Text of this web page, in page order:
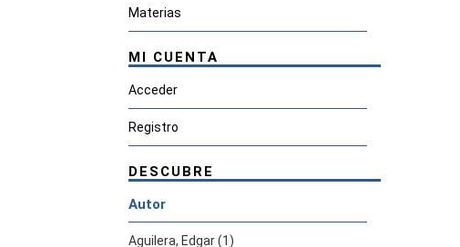
Materias
MI CUENTA
Acceder
Registro
DESCUBRE
Autor
Aguilera, Edgar (1)